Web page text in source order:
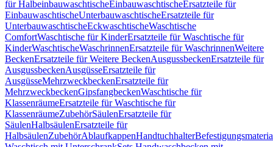
für HalbeinbauwaschtischeEinbauwaschtischeErsatzteile für
EinbauwaschtischeUnterbauwaschtischeErsatzteile für
UnterbauwaschtischeEckwaschtischeWaschtische
ComfortWaschtische für KinderErsatzteile für Waschtische für
KinderWaschtischeWaschrinnenErsatzteile für WaschrinnenWeitere
BeckenErsatzteile für Weitere BeckenAusgussbeckenErsatzteile für
AusgussbeckenAusgüsseErsatzteile für
AusgüsseMehrzweckbeckenErsatzteile für
MehrzweckbeckenGipsfangbeckenWaschtische für
KlassenräumeErsatzteile für Waschtische für
KlassenräumeZubehörSäulenErsatzteile für
SäulenHalbsäulenErsatzteile für
HalbsäulenZubehörAblaufkappenHandtuchhalter